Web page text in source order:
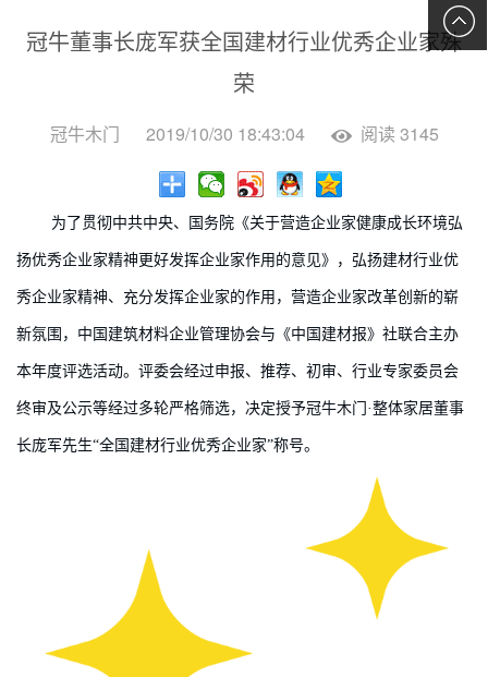
线：
二维码
冠牛董事长庞军获全国建材行业优秀企业家殊
荣
冠牛木门 2019/10/30 18:43:04 阅读 3145
为了贯彻中共中央、国务院《关于营造企业家健康成长环境弘
扬优秀企业家精神更好发挥企业家作用的意见》，弘扬建材行业优
秀企业家精神、充分发挥企业家的作用，营造企业家改革创新的崭
新氛围，中国建筑材料企业管理协会与《中国建材报》社联合主办
本年度评选活动。评委会经过申报、推荐、初审、行业专家委员会
终审及公示等经过多轮严格筛选，决定授予冠牛木门·整体家居董事
长庞军先生“全国建材行业优秀企业家”称号。